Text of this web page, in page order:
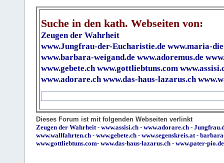
Suche in den kath. Webseiten von:
Zeugen der Wahrheit
www.Jungfrau-der-Eucharistie.de www.maria-
www.barbara-weigand.de www.adoremus.de
www.gebete.ch www.gottliebtuns.com
www.adorare.ch www.das-haus-lazarus.ch
Dieses Forum ist mit folgenden Webseiten verlinkt
Zeugen der Wahrheit - www.assisi.ch - www.adorare.ch -
www.wallfahrten.ch - www.gebete.ch - www.segenskreis.at -
www.gottliebtuns.com- www.das-haus-lazarus.ch - www.pater-pio.de